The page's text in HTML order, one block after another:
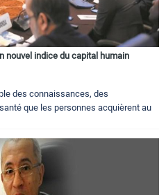
nouvel indice du capital humain
des connaissances, des
que les personnes acquièrent au